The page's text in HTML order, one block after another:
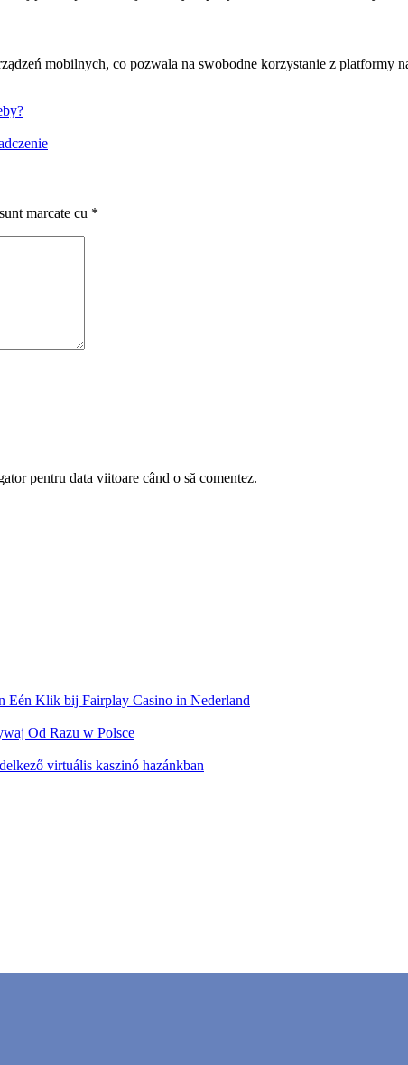
mobilnych, co pozwala na swobodne korzystanie z platformy
marcate cu *
pentru data viitoare când o să comentez.
Eén Klik bij Fairplay Casino in Nederland
Od Razu w Polsce
virtuális kaszinó hazánkban